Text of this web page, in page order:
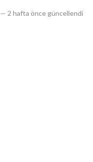
— 2 hafta önce güncellendi